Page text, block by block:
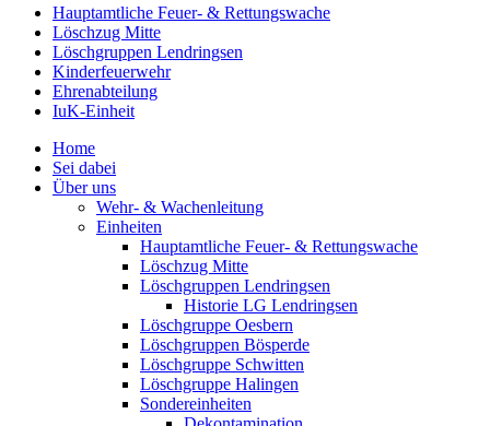
Hauptamtliche Feuer- & Rettungswache
Löschzug Mitte
Löschgruppen Lendringsen
Kinderfeuerwehr
Ehrenabteilung
IuK-Einheit
Home
Sei dabei
Über uns
Wehr- & Wachenleitung
Einheiten
Hauptamtliche Feuer- & Rettungswache
Löschzug Mitte
Löschgruppen Lendringsen
Historie LG Lendringsen
Löschgruppe Oesbern
Löschgruppen Bösperde
Löschgruppe Schwitten
Löschgruppe Halingen
Sondereinheiten